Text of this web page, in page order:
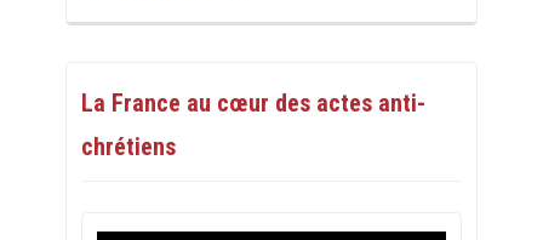
La France au cœur des actes anti-
chrétiens